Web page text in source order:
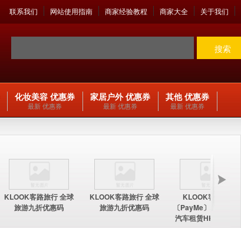
关于我们
商家大全
商家经验教程
网站使用指南
联系我们
搜索
化妆美容 优惠券
最新 优惠券
家居户外 优惠券
最新 优惠券
其他 优惠券
最新 优惠券
KLOOK客路旅行 全球
旅游九折优惠码
KLOOK客路旅行 全球
旅游九折优惠码
KLOOK客路旅行
〔PayMe〕环球酒店及
汽车租赁HK$100折扣